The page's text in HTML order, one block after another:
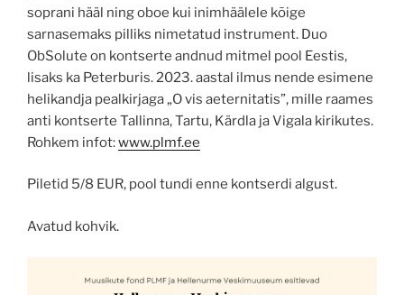
soprani hääl ning oboe kui inimhäälele kõige
sarnasemaks pilliks nimetatud instrument. Duo
ObSolute on kontserte andnud mitmel pool Eestis,
lisaks ka Peterburis. 2023. aastal ilmus nende esimene
helikandja pealkirjaga „O vis aeternitatis”, mille raames
anti kontserte Tallinna, Tartu, Kärdla ja Vigala kirikutes.
Rohkem infot:www.plmf.ee
Piletid 5/8 EUR, pool tundi enne kontserdi algust.
Avatud kohvik.